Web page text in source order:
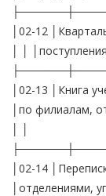
│02-12
│ │
│02-13 │Книга
│по филиалам,
│02-14
│отделениями,